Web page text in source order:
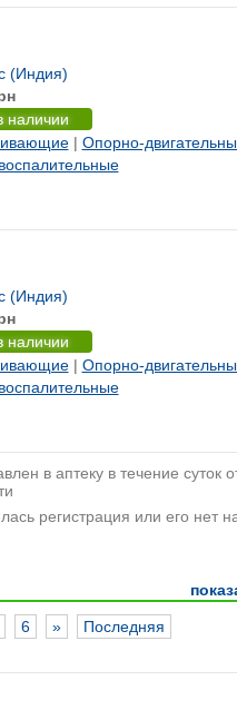
(Индия)
наличии
| Опорно-
(Индия)
наличии
| Опорно-
в аптеку в течение суток
регистрация или его нет
6 » Последняя